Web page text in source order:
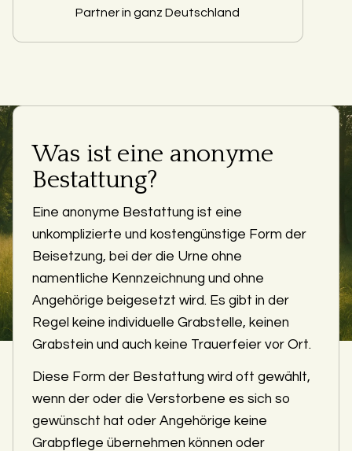
Partner in ganz Deutschland
Was ist eine anonyme
Bestattung?
Eine anonyme Bestattung ist eine
unkomplizierte und kostengünstige Form der
Beisetzung, bei der die Urne ohne
namentliche Kennzeichnung und ohne
Angehörige beigesetzt wird. Es gibt in der
Regel keine individuelle Grabstelle, keinen
Grabstein und auch keine Trauerfeier vor Ort.
Diese Form der Bestattung wird oft gewählt,
wenn der oder die Verstorbene es sich so
gewünscht hat oder Angehörige keine
Grabpflege übernehmen können oder